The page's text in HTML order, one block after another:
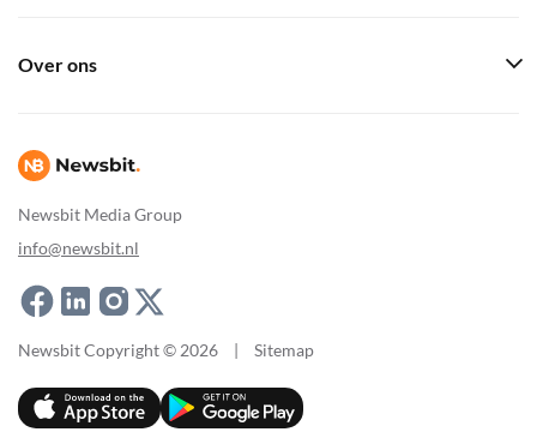
Newsbit Media Group
info@newsbit.nl
Over ons
Newsbit Copyright © 2026 | Sitemap